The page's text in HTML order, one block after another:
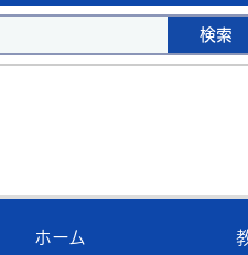
ホーム